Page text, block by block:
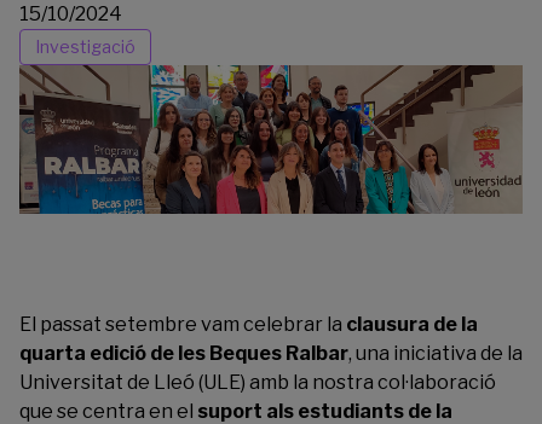
15/10/2024
Investigació
El passat setembre vam celebrar la clausura de la
quarta edició de les Beques Ralbar, una iniciativa de la
Universitat de Lleó (ULE) amb la nostra col·laboració
que se centra en el suport als estudiants de la